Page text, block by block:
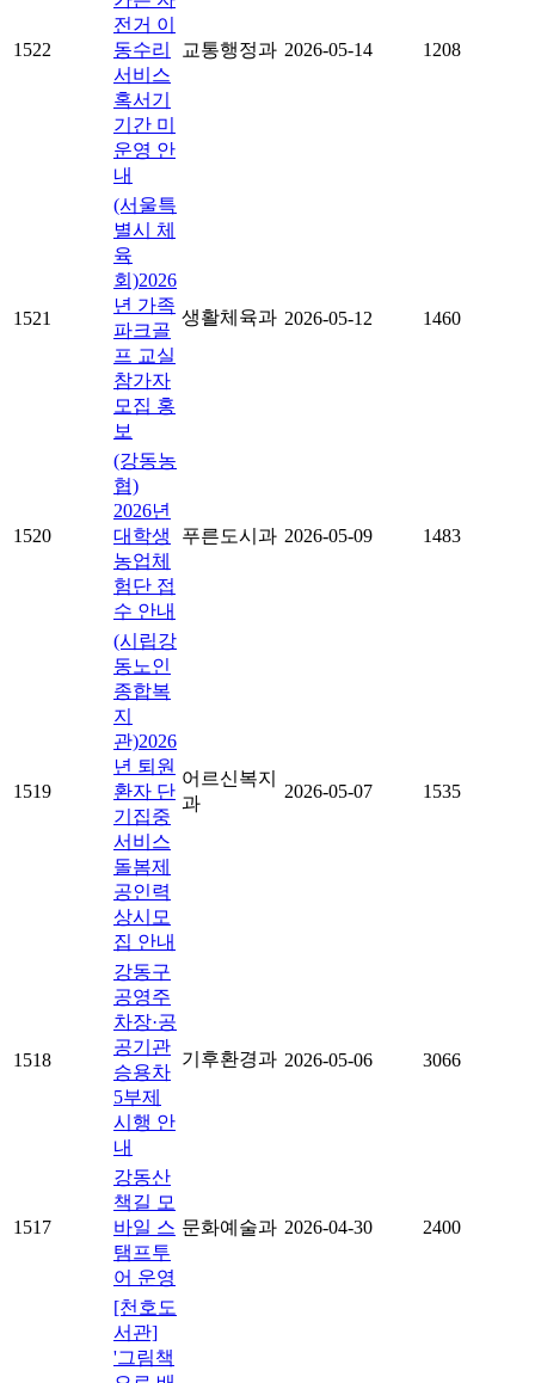
1522
전거 이
동수리
서비스
혹서기
기간 미
운영 안
내
교통행정과 2026-05-14 1208
1521
(서울특
별시 체
육
회)2026
년 가족
파크골
프 교실
참가자
모집 홍
보
생활체육과 2026-05-12 1460
1520
(강동농
협)
2026년
대학생
농업체
험단 접
수 안내
푸른도시과 2026-05-09 1483
1519
(시립강
동노인
종합복
지
관)2026
년 퇴원
환자 단
기집중
서비스
돌봄제
공인력
상시모
집 안내
어르신복지
과
2026-05-07 1535
1518
강동구
공영주
차장·공
공기관
승용차
5부제
시행 안
내
기후환경과 2026-05-06 3066
1517
강동산
책길 모
바일 스
탬프투
어 운영
문화예술과 2026-04-30 2400
[천호도
서관]
'그림책